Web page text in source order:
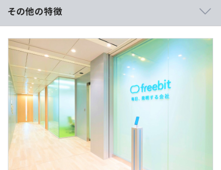
築・運用を経験することができます。
また自社サービスとしてクラウドサービスも提供してお
り、業務を通してネットワークエンジニアに必要なスキル
の幅を広げていくことが可能です。
■WLBを設計しやすい働き方
障害対応以外の休日出勤もなく、深夜メンテナンスも年に
2回程度なので、ワークライフバランスを意識した働き方
が可能です。
安定した働き方の中で、趣味や家族との時間を増やした
り、スキルアップのための学びにチャレンジされてみては
いかがでしょうか？
年収：4,500,000～8,500,000円
※賞与年2回（6月・12月 ※モデル賞与3ヶ月：上記想定
年収に含む）
基本月額給：243,038円～459,072円
固定残業代：56,963円～107,595円
※30時間相当分の時間外勤務手当
モデル賞与：900,000円～1,700,000円
※給与査定年2回（6月・12月）
※想定年収はあくまでも目安であり、選考を通じて上下す
る可能性あります。
その他の特徴